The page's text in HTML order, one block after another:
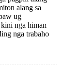
alang sa
ug
kini nga himan
nga trabaho